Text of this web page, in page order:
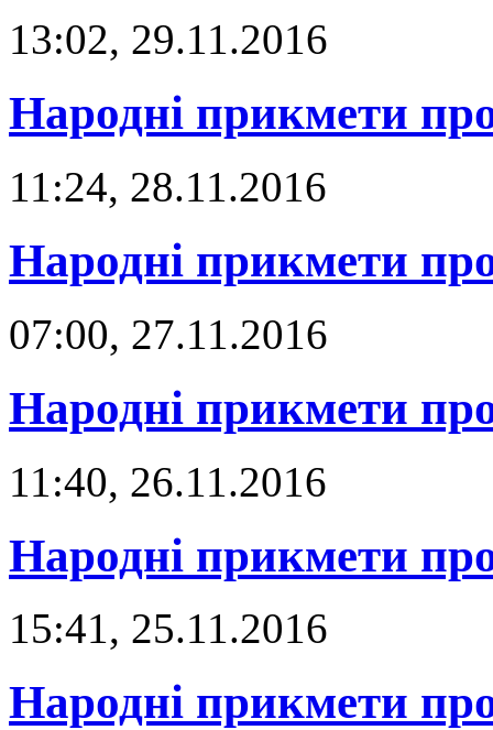
13:02, 29.11.2016
Народні прикмети
11:24, 28.11.2016
Народні прикмети
07:00, 27.11.2016
Народні прикмети
11:40, 26.11.2016
Народні прикмети
15:41, 25.11.2016
Народні прикмети